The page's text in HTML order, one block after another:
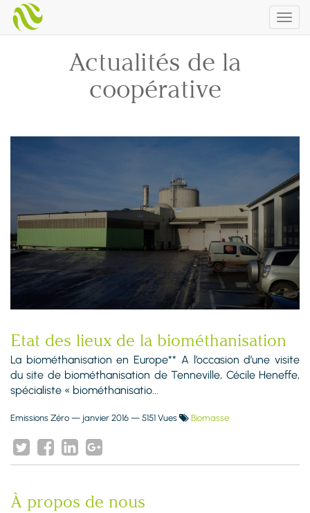
Actualités de la
coopérative
Etat des lieux de la biométhanisation
La biométhanisation en Europe** A l’occasion d’une visite
du site de biométhanisation de Tenneville, Cécile Heneffe,
spécialiste « biométhanisatio...
Emissions Zéro — janvier 2016 — 5151 Vues Biomasse
À propos de nous